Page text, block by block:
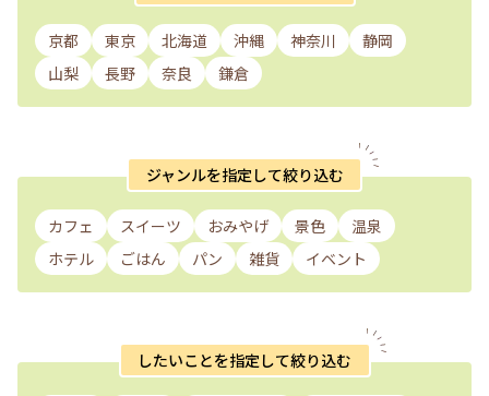
京都 東京 北海道 沖縄 神奈川
静岡
山梨
長野 奈良 鎌倉
ジャンルを指定して絞り込む
カフェ スイーツ おみやげ 景色
温泉
ホテル
ごはん パン 雑貨 イベント
したいことを指定して絞り込む